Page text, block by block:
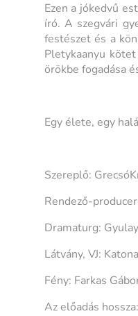
Ezen a jókedvű
író. A szegvári
festészet és a
Pletykaanyu
örökbe fogadása
Egy élete, egy
Szereplő:
Rendező-
Dramaturg:
Látvány, VJ:
Fény: Farkas
Az előadás